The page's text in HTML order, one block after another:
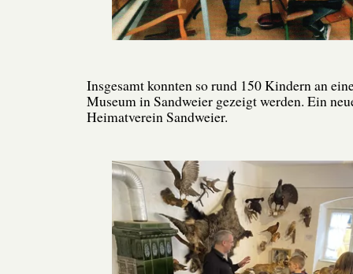
Insgesamt konnten so rund 150 Kindern an
Museum in Sandweier gezeigt werden. Ein
Heimatverein Sandweier.